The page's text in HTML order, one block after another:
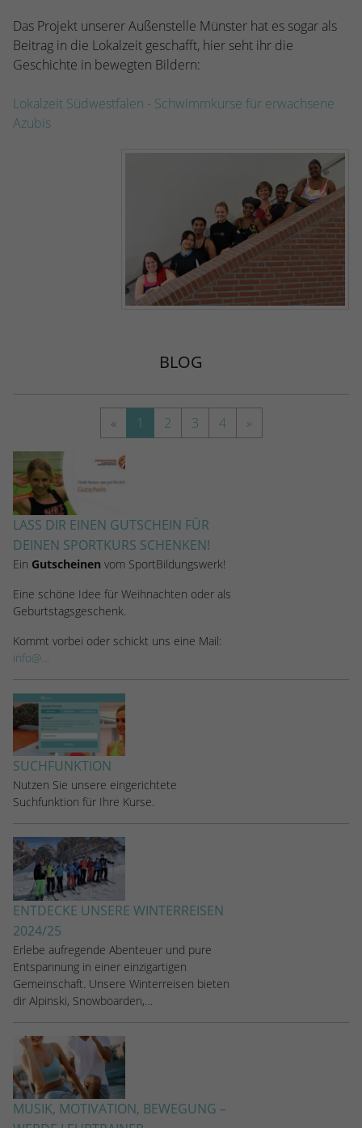
Das Projekt unserer Außenstelle Münster hat es sogar als
Beitrag in die Lokalzeit geschafft, hier seht ihr die
Geschichte in bewegten Bildern:
Lokalzeit Südwestfalen - Schwimmkurse für erwachsene
Azubis
BLOG
« 1 2 3 4 »
LASS DIR EINEN GUTSCHEIN FÜR
DEINEN SPORTKURS SCHENKEN!
Ein Gutscheinen vom SportBildungswerk!
Eine schöne Idee für Weihnachten oder als
Geburtstagsgeschenk.
Kommt vorbei oder schickt uns eine Mail:
info@…
SUCHFUNKTION
Nutzen Sie unsere eingerichtete
Suchfunktion für Ihre Kurse.
ENTDECKE UNSERE WINTERREISEN
2024/25
Erlebe aufregende Abenteuer und pure
Entspannung in einer einzigartigen
Gemeinschaft. Unsere Winterreisen bieten
dir Alpinski, Snowboarden,…
MUSIK, MOTIVATION, BEWEGUNG –
Name _gid
Anbieter Google Analytics
Laufzeit
Dieses Cookie wird von Google Analytics
installiert. Das Cookie wird verwendet, um
Informationen darüber zu speichern, wie
Besucher eine Website nutzen, und hilft
bei der Erstellung eines Analyseberichts
darüber, wie es der Website geht. Die
erhobenen Daten umfassen die Anzahl der
Besucher, die Quelle, aus der sie
stammen, und die Seiten in anonymisierter
Google Analytics
Zweck
Dieser Cookie identifiziert die Besucher
und nutzt dazu den DoubleClick des
Google Tag Manager, um die gezielte
Anzeigenplatzierung zu vereinfachen.